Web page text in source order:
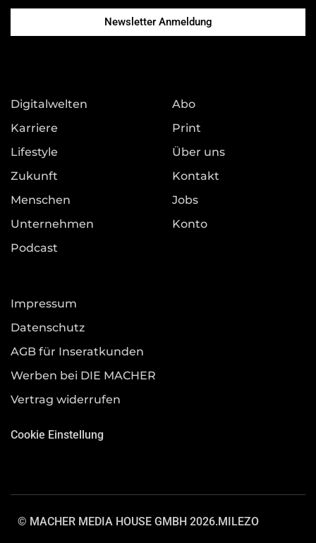
Newsletter Anmeldung
Digitalwelten
Karriere
Lifestyle
Zukunft
Menschen
Unternehmen
Podcast
Abo
Print
Über uns
Kontakt
Jobs
Konto
Impressum
Datenschutz
AGB für Inseratkunden
Werben bei DIE MACHER
Vertrag widerrufen
Cookie Einstellung
© MACHER MEDIA HOUSE GMBH 2026.MILEZO